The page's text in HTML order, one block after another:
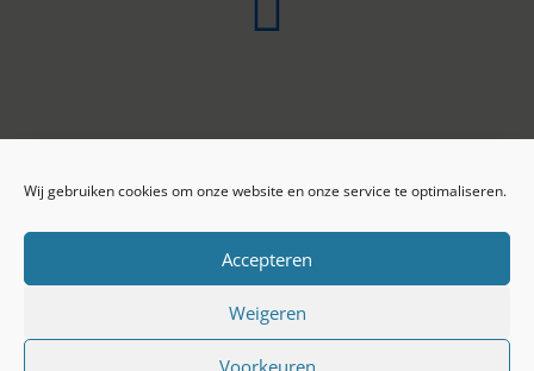
Wij gebruiken cookies om onze website en onze service te optimaliseren.
Accepteren
Weigeren
Voorkeuren
ONLINE ARCHIEF
Privacy beleid